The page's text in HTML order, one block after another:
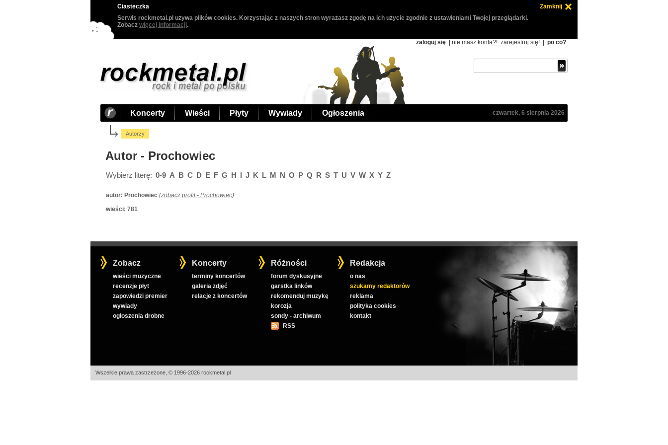
Ciasteczka
Zamknij
Serwis rockmetal.pl używa plików cookies. Korzystając z naszych stron wyrażasz zgodę na ich użycie zgodnie z ustawieniami Twojej przeglądarki.
Zobacz więcej informacji.
zaloguj się | nie masz konta?! zarejestruj się! po co?
Koncerty Wieści Płyty Wywiady Ogłoszenia czwartek, 6 sierpnia 2026
Autorzy
Autor - Prochowiec
Wybierz literę: 0-9 A B C D E F G H I J K L M N O P Q R S T U V W X Y Z
autor: Prochowiec (zobacz profil - Prochowiec)
wieści: 781
Zobacz
wieści muzyczne
recenzje płyt
zapowiedzi premier
wywiady
ogłoszenia drobne
Koncerty
terminy koncertów
galeria zdjęć
relacje z koncertów
Różności
forum dyskusyjne
garstka linków
rekomenduj muzykę
korozja
sondy - archiwum
RSS
Redakcja
o nas
szukamy redaktorów
reklama
polityka cookies
kontakt
Wszelkie prawa zastrzeżone, © 1996-2026 rockmetal.pl